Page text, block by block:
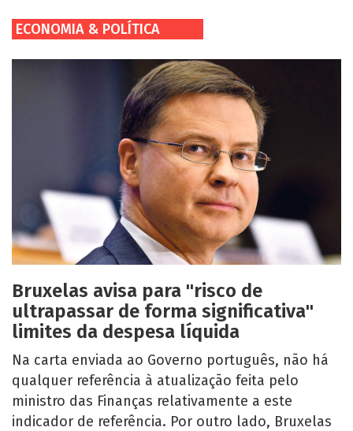
ECONOMIA & POLÍTICA
Bruxelas avisa para "risco de
ultrapassar de forma significativa"
limites da despesa líquida
Na carta enviada ao Governo português, não há
qualquer referência à atualização feita pelo
ministro das Finanças relativamente a este
indicador de referência. Por outro lado, Bruxelas